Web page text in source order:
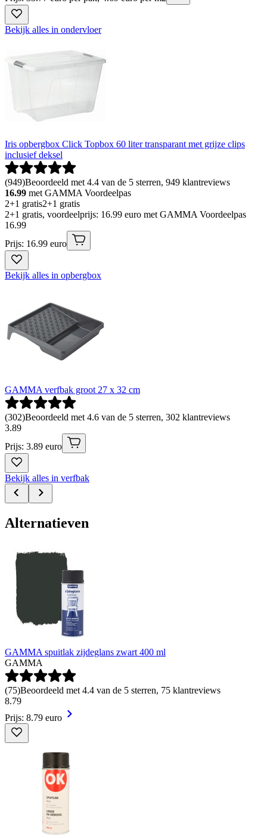
Bekijk alles in ondervloer
Iris opbergbox Click Topbox 60 liter transparant met grijze clips
inclusief deksel
(949)Beoordeeld met 4.4 van de 5 sterren, 949 klantreviews
16.99 met GAMMA Voordeelpas
2+1 gratis2+1 gratis
2+1 gratis, voordeelprijs: 16.99 euro met GAMMA Voordeelpas
16.99
Prijs: 16.99 euro
Bekijk alles in opbergbox
GAMMA verfbak groot 27 x 32 cm
(302)Beoordeeld met 4.6 van de 5 sterren, 302 klantreviews
3.89
Prijs: 3.89 euro
Bekijk alles in verfbak
Alternatieven
GAMMA spuitlak zijdeglans zwart 400 ml
GAMMA
(75)Beoordeeld met 4.4 van de 5 sterren, 75 klantreviews
8.79
Prijs: 8.79 euro